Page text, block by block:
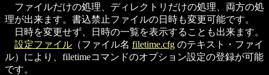
ファイルだけの処理、ディレクトリだけの処理、両方の処
理が出来ます。書込禁止ファイルの日時も変更可能です。
日時を変更せず、日時の一覧を表示することも出来ます。
設定ファイル （ファイル名 filetime.cfg のテキスト・ファイ
ル）により、filetimeコマンドのオプション設定の登録が可能
です。